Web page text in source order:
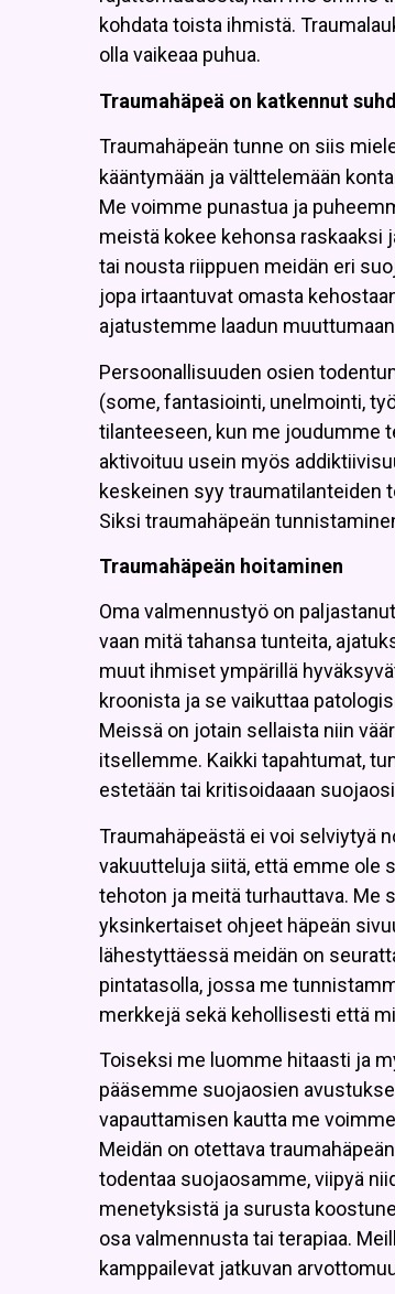
kohdata toista ihmistä.
olla vaikeaa puhua.
Traumahäpeä on katkennut
Traumahäpeän tunne on siis
kääntymään ja välttelemään
Me voimme punastua ja
meistä kokee kehonsa raskaaksi
tai nousta riippuen meidän eri
jopa irtaantuvat omasta
ajatustemme laadun
Persoonallisuuden osien
(some, fantasiointi, unelmointi,
tilanteeseen, kun me joudumme
aktivoituu usein myös
keskeinen syy traumatilanteiden
Siksi traumahäpeän
Traumahäpeän hoitaminen
Oma valmennustyö on
vaan mitä tahansa tunteita,
muut ihmiset ympärillä
kroonista ja se vaikuttaa
Meissä on jotain sellaista niin
itsellemme. Kaikki tapahtumat,
estetään tai kritisoidaaan
Traumahäpeästä ei voi selviytyä
vakuutteluja siitä, että emme ole
tehoton ja meitä turhauttava. Me
yksinkertaiset ohjeet häpeän
lähestyttäessä meidän on
pintatasolla, jossa me
merkkejä sekä kehollisesti että
Toiseksi me luomme hitaasti ja
pääsemme suojaosien
vapauttamisen kautta me
Meidän on otettava
todentaa suojaosamme, viipyä
menetyksistä ja surusta
osa valmennusta tai terapiaa.
kamppailevat jatkuvan